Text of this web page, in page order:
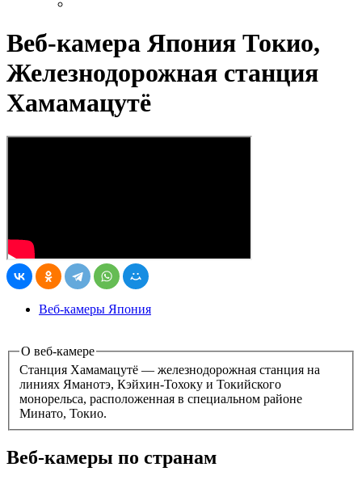
Веб-камера Япония Токио,
Железнодорожная станция
Хамамацутё
Веб-камеры Япония
О веб-камере
Станция Хамамацутё — железнодорожная станция на
линиях Яманотэ, Кэйхин-Тохоку и Токийского
монорельса, расположенная в специальном районе
Минато, Токио.
Веб-камеры по странам